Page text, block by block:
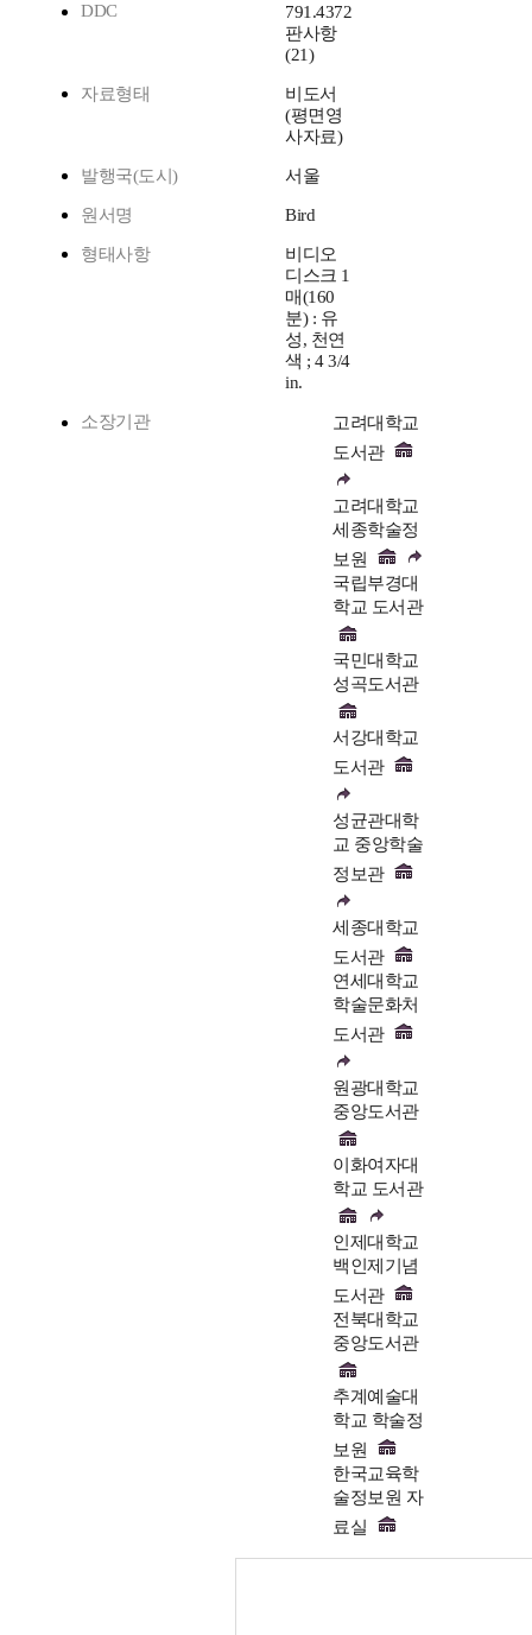
DDC
791.4372
판사항
(21)
자료형태
비도서
(평면영
사자료)
발행국(도시) 서울
원서명 Bird
형태사항
비디오
디스크 1
매(160
분) : 유
성, 천연
색 ; 4 3/4
in.
소장기관
고려대학교
도서관
고려대학교
세종학술정
보원
국립부경대
학교 도서관
국민대학교
성곡도서관
서강대학교
도서관
성균관대학
교 중앙학술
정보관
세종대학교
도서관
연세대학교
학술문화처
도서관
원광대학교
중앙도서관
이화여자대
학교 도서관
인제대학교
백인제기념
도서관
전북대학교
중앙도서관
추계예술대
학교 학술정
보원
한국교육학
술정보원 자
료실